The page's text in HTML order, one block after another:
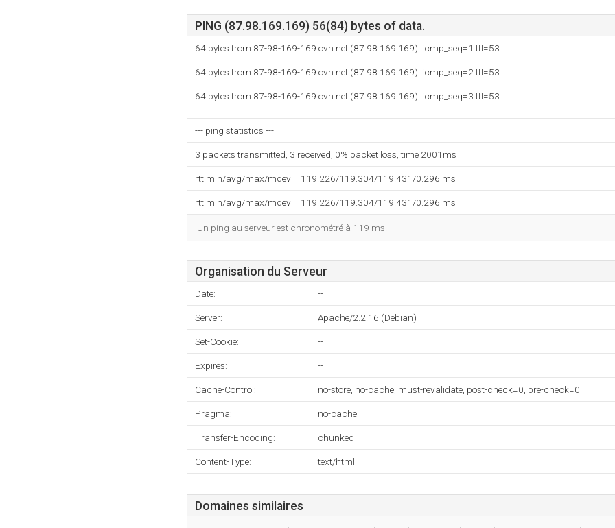
PING (87.98.169.169) 56(84) bytes of data.
64 bytes from 87-98-169-169.ovh.net (87.98.169.169): icmp_seq=1 ttl=53
64 bytes from 87-98-169-169.ovh.net (87.98.169.169): icmp_seq=2 ttl=53
64 bytes from 87-98-169-169.ovh.net (87.98.169.169): icmp_seq=3 ttl=53
--- ping statistics ---
3 packets transmitted, 3 received, 0% packet loss, time 2001ms
rtt min/avg/max/mdev = 119.226/119.304/119.431/0.296 ms
rtt min/avg/max/mdev = 119.226/119.304/119.431/0.296 ms
Un ping au serveur est chronométré à 119 ms.
Organisation du Serveur
Date: --
Server: Apache/2.2.16 (Debian)
Set-Cookie: --
Expires: --
Cache-Control: no-store, no-cache, must-revalidate, post-check=0, pre-check=0
Pragma: no-cache
Transfer-Encoding: chunked
Content-Type: text/html
Domaines similaires